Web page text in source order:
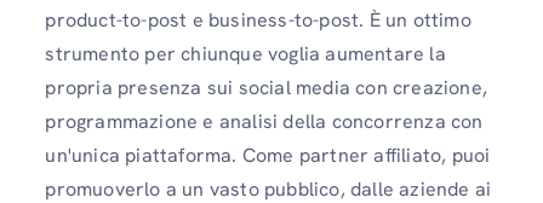
product-to-post e business-to-post. È un ottimo
strumento per chiunque voglia aumentare la
propria presenza sui social media con creazione,
programmazione e analisi della concorrenza con
un'unica piattaforma. Come partner affiliato, puoi
promuoverlo a un vasto pubblico, dalle aziende ai